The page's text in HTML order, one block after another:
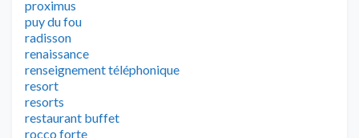
proximus
puy du fou
radisson
renaissance
renseignement téléphonique
resort
resorts
restaurant buffet
rocco forte